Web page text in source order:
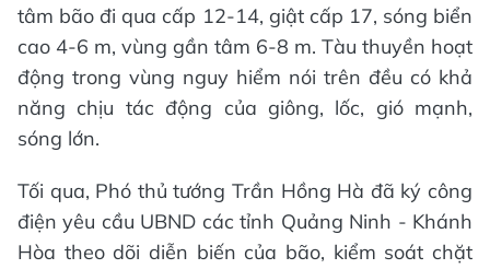
tâm bão đi qua cấp 12-14, giật cấp 17, sóng biển
cao 4-6 m, vùng gần tâm 6-8 m. Tàu thuyền hoạt
động trong vùng nguy hiểm nói trên đều có khả
năng chịu tác động của giông, lốc, gió mạnh,
sóng lớn.
Tối qua, Phó thủ tướng Trần Hồng Hà đã ký công
điện yêu cầu UBND các tỉnh Quảng Ninh - Khánh
Hòa theo dõi diễn biến của bão, kiểm soát chặt